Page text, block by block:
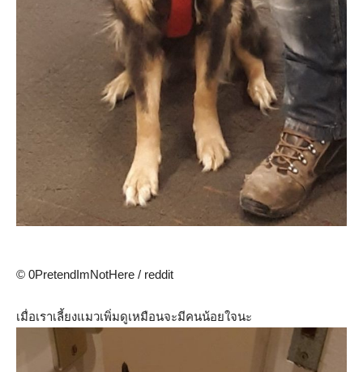
© 0PretendImNotHere / reddit
เมื่อเราเลี้ยงแมวเพิ่มดูเหมือนจะมีคนน้อยใจนะ